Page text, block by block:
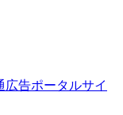
広告ポータルサイ